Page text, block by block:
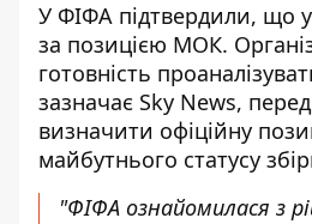
У ФІФА підтвердили, що
за позицією МОК.
готовність
зазначає Sky News,
визначити офіційну
майбутнього статусу
"ФІФА ознайомилася з